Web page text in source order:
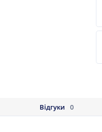
Відгуки 0